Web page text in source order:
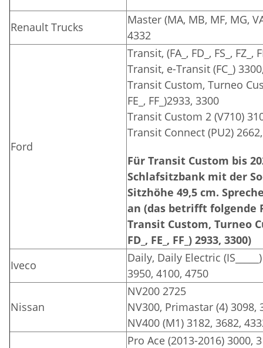
Renault Trucks
Master (MA, MB, MF, MG,
4332
Ford
Transit, (FA_, FD_, FS_, FZ_,
Transit, e-Transit (FC_)
Transit Custom, Turneo
FE_, FF_)2933, 3300
Transit Custom 2 (V710)
Transit Connect (PU2)
Für Transit Custom bis
Schlafsitzbank mit der
Sitzhöhe 49,5 cm.
an (das betrifft folgende
Transit Custom, Turneo
FD_, FE_, FF_) 2933, 3300)
Iveco
Daily, Daily Electric
3950, 4100, 4750
Nissan
NV200 2725
NV300, Primastar (4) 3098,
NV400 (M1) 3182, 3682,
Pro Ace (2013-2016) 3000,